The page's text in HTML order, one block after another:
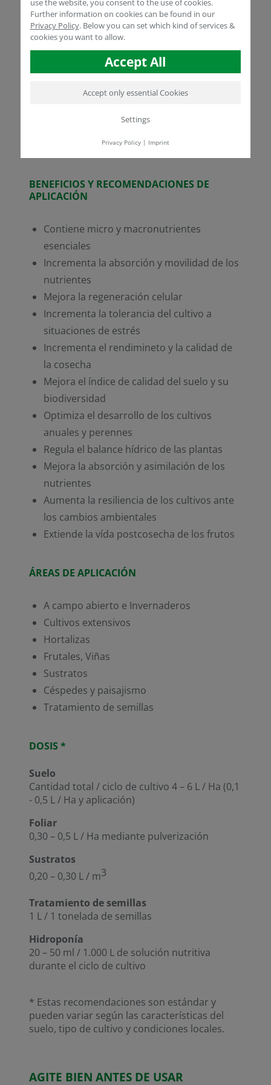
permite compensar los efectos causados por
el cambio climático.MICROSENSE®
Primetambién contiene macro y
micronutrientes, ácidos orgánicos naturales,
acídos húmicos y fúlvicos así como
uno que proporciona una solución para el
mejor abosorción y un aumento de
BENEFICIOS Y RECOMENDACIONES DE
APLICACIÓN
Contiene micro y macronutrientes
esenciales
Incrementa la absorción y movilidad de los
nutrientes
Mejora la regeneración celular
Incrementa la tolerancia del cultivo a
situaciones de estrés
Incrementa el rendimineto y la calidad de
la cosecha
Mejora el índice de calidad del suelo y su
biodiversidad
Optimiza el desarrollo de los cultivos
anuales y perennes
Regula el balance hídrico de las plantas
Mejora la absorción y asimilación de los
nutrientes
Aumenta la resiliencia de los cultivos ante
los cambios ambientales
Extiende la vída postcosecha de los frutos
ÁREAS DE APLICACIÓN
A campo abierto e Invernaderos
Cultivos extensivos
Hortalizas
Frutales, Viñas
Sustratos
Céspedes y paisajismo
Tratamiento de semillas
DOSIS *
Suelo
Cantidad total / ciclo de cultivo 4 – 6 L / Ha (0,1
- 0,5 L / Ha y aplicación)
Foliar
0,30 – 0,5 L / Ha mediante pulverización
Sustratos
0,20 – 0,30 L / m3
Tratamiento de semillas
1 L / 1 tonelada de semillas
Hidroponía
20 – 50 ml / 1.000 L de solución nutritiva
durante el ciclo de cultivo
* Estas recomendaciones son estándar y
pueden variar según las características del
suelo, tipo de cultivo y condiciones locales.
AGITE BIEN ANTES DE USAR
use the website, you consent to the use of cookies.
Further information on cookies can be found in our
Privacy Policy. Below you can set which kind of services &
cookies you want to allow.
Accept All
Accept only essential Cookies
Settings
Privacy Policy| Imprint